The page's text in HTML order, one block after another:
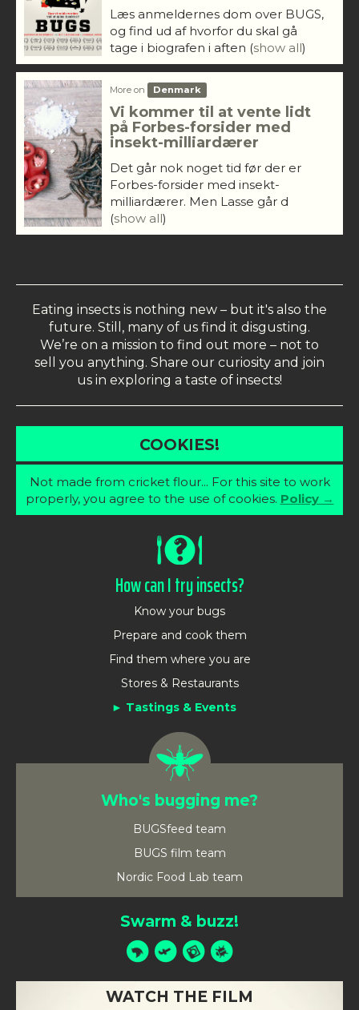
Læs anmeldernes dom over BUGS,
og find ud af hvorfor du skal gå
tage i biografen i aften (show all)
More on Denmark
Vi kommer til at vente lidt
på Forbes-forsider med
insekt-milliardærer
Det går nok noget tid før der er
Forbes-forsider med insekt-
milliardærer. Men Lasse går d
(show all)
Eating insects is nothing new – but it's also the
future. Still, many of us find it disgusting.
We’re on a mission to find out more – not to
sell you anything. Share our curiosity and join
us in exploring a taste of insects!
COOKIES!
Not made from cricket flour... For this site to work
properly, you agree to the use of cookies. Policy →
How can I try insects?
Know your bugs
Prepare and cook them
Find them where you are
Stores & Restaurants
Tastings & Events
Who's bugging me?
BUGSfeed team
BUGS film team
Nordic Food Lab team
Swarm & buzz!
WATCH THE FILM